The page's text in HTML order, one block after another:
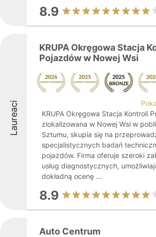
8.9
Laureaci
KRUPA Okręgowa Stacja
Pojazdów w Nowej Wsi
KRUPA Okręgowa Stacja Kontroli
zlokalizowana w Nowej Wsi w
Sztumu, skupia się na
specjalistycznych badań
pojazdów. Firma oferuje szeroki
usług diagnostycznych,
dokładną ocenę ...
8.9
Auto Centrum